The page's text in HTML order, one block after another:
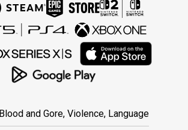
Blood and Gore, Violence, Language